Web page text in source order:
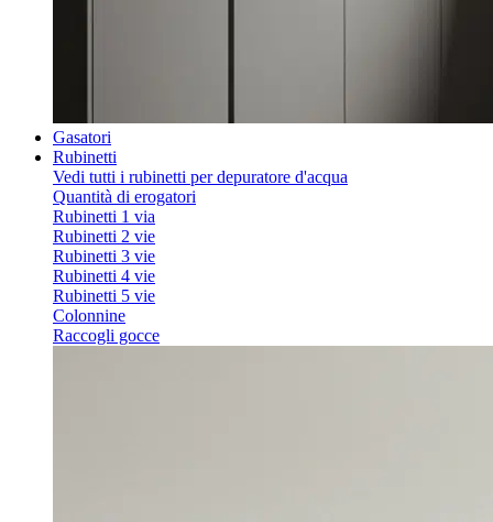
Gasatori
Rubinetti
Vedi tutti i rubinetti per depuratore d'acqua
Quantità di erogatori
Rubinetti 1 via
Rubinetti 2 vie
Rubinetti 3 vie
Rubinetti 4 vie
Rubinetti 5 vie
Colonnine
Raccogli gocce